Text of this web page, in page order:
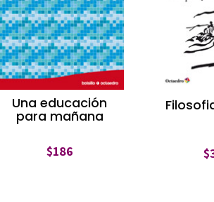
Una educación
para mañana
$186 $